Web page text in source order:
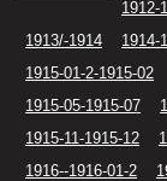
1912-
1913/-1914
1914-
1915-01-2-1915-02
1915-05-1915-07
1915-11-1915-12
1916--1916-01-2